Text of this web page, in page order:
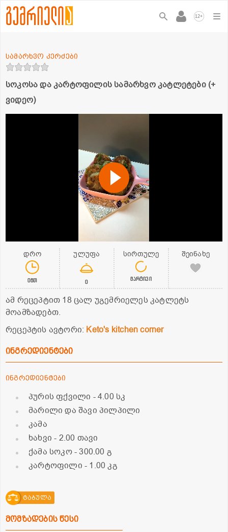
12+
სოკოსა და კარტოფილის სამარხვო კატლეტები (+
ვიდეო)
სამარხვო კერძები
დრო
0წთ
ულუფა
0
სირთულე
მარტივი
შეინახე
ამ რეცეპტით 18 ცალ უგემრიელეს კატლეტს
მოამზადებთ.
რეცეპტის ავტორი: Keto's kitchen corner
ინგრედიენტები
ინგრედიენტები
პურის ფქვილი - 4.00 სკ
მარილი და შავი პილპილი
კამა
ხახვი- 2.00 თავი
ქამა სოკო- 300.00 გ
კარტოფილი - 1.00 კგ
ტაბულა
მომზადების წესი